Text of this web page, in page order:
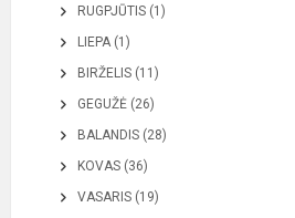
RUGPJŪTIS (1)
LIEPA (1)
BIRŽELIS (11)
GEGUŽĖ (26)
BALANDIS (28)
KOVAS (36)
VASARIS (19)